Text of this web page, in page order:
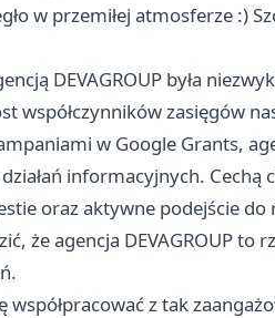
w przemiłej atmosferze :)
DEVAGROUP była
współczynników zasięgów
w Google Grants,
informacyjnych. Cechą
oraz aktywne podejście
że agencja DEVAGROUP
współpracować z tak